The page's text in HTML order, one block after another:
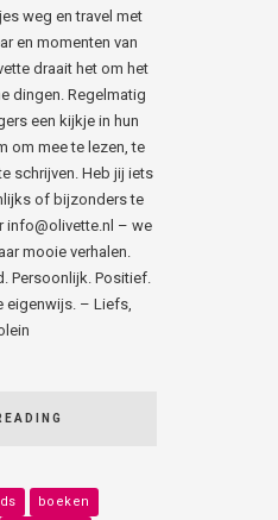
weg en travel met
en momenten van
draait het om het
dingen. Regelmatig
een kijkje in hun
om mee te lezen, te
schrijven. Heb jij iets
of bijzonders te
info@olivette.nl – we
mooie verhalen.
Persoonlijk. Positief.
eigenwijs. – Liefs,
boeken